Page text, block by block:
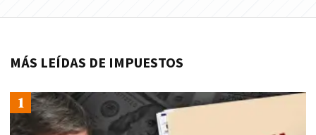
MÁS LEÍDAS DE IMPUESTOS